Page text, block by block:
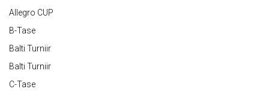
Allegro CUP
B-Tase
Balti Turniir
Balti Turniir
C-Tase